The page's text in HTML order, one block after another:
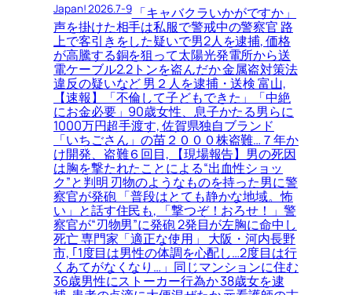
Japan! 2026.7-9「キャバクラいかがですか」
声を掛けた相手は私服で警戒中の警察官 路
上で客引きをした疑いで男2人を逮捕, 価格
が高騰する銅を狙って太陽光発電所から送
電ケーブル2.2トンを盗んだか 金属盗対策法
違反の疑いなど 男２人を逮捕・送検 富山,
【速報】「不倫して子どもできた」「中絶
にお金必要」90歳女性、息子かたる男らに
1000万円超手渡す, 佐賀県独自ブランド
「いちごさん」の苗２０００株盗難…７年か
け開発、盗難６回目, 【現場報告】男の死因
は胸を撃たれたことによる“出血性ショッ
ク”と判明 刃物のようなものを持った男に警
察官が発砲 「普段はとても静かな地域。怖
い」と話す住民も, 「撃つぞ！おろせ！」警
察官が“刃物男”に発砲 2発目が左胸に命中し
死亡 専門家「適正な使用」 大阪・河内長野
市, ｢1度目は男性の体調を心配し…2度目は行
くあてがなくなり…」同じマンションに住む
36歳男性にストーカー行為か 38歳女を逮